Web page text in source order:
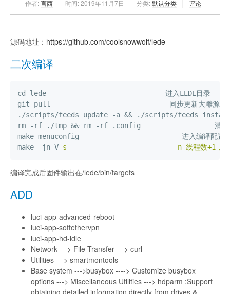
作者:言西 时间:2019年11月7日 分类:默认分类 评论
源码地址： https://github.com/coolsnowwolf/lede
二次编译
cd lede                             进入LEDE目录
git pull                             同步更新大雕源码
./scripts/feeds update -a && ./scripts/feeds install
rm -rf ./tmp && rm -rf .config                  清除编
make menuconfig                         进入编译配置
make -jn V=s                           n=线程数+1，例如4
编译完成后固件输出在/lede/bin/targets
ADD
luci-app-advanced-reboot
luci-app-softethervpn
luci-app-hd-idle
Network ---> File Transfer ---> curl
Utilities ---> smartmontools
Base system --->busybox ----> Customize busybox
options ---> Miscellaneous Utilities ---> hdparm :Support
obtaining detailed information directly from drives &